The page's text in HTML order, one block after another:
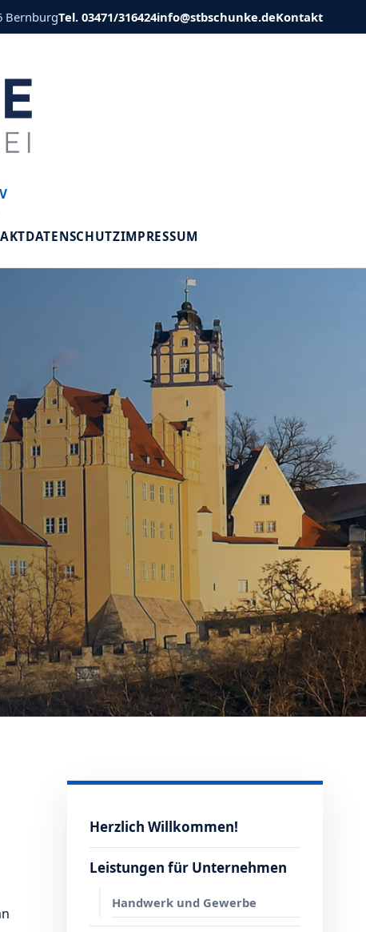
BernburgTel. 03471/316424info@stbschunke.deKontakt
DATENSCHUTZIMPRESSUM
Herzlich Willkommen!
Leistungen für Unternehmen
Handwerk und Gewerbe